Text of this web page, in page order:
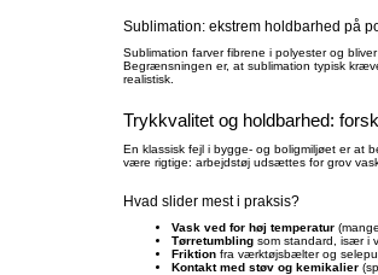
Sublimation: ekstrem holdbarhed på
Sublimation farver fibrene i polyester og
Begrænsningen er, at sublimation typisk
realistisk.
Trykkvalitet og holdbarhed:
En klassisk fejl i bygge- og boligmiljøet er at
være rigtige: arbejdstøj udsættes for grov
Hvad slider mest i praksis?
Vask ved for høj temperatur
Tørretumbling som standard, især i
Friktion fra værktøjsbælter og
Kontakt med støv og kemikalier